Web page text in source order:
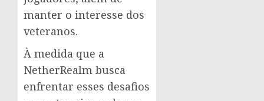
manter o interesse dos
veteranos.
À medida que a
NetherRealm busca
enfrentar esses desafios